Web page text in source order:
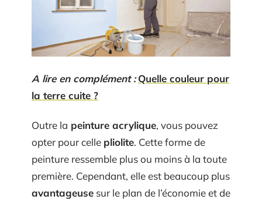
A lire en complément : Quelle couleur pour
la terre cuite ?
Outre la peinture acrylique, vous pouvez
opter pour celle pliolite. Cette forme de
peinture ressemble plus ou moins à la toute
première. Cependant, elle est beaucoup plus
avantageuse sur le plan de l’économie et de